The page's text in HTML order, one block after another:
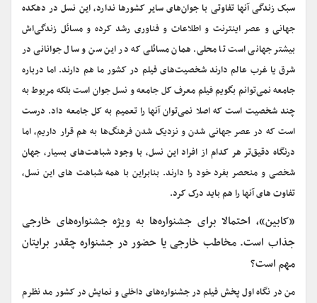
سبک زندگی آنها تفاوتی با جوان‌های سایر کشورها ندارد، این نسل در دهکده
جهانی و عصر اینترنت و اطلاعات و فناوری رشد کرده و مسائل زندگی‌اش
بیشتر جهانی است تا محلی. همان مسائلی که در این سن و سال جوانانی در
شرق یا غرب عالم دارند شخصیت‌های فیلم در کشور ما هم دارند. اما درباره
جامعه نمی‌توانم بگویم فیلم معرف کل جامعه و نسل جوان است بلکه مربوط به
چند شخصیت است که اصلا نمی‌توان آنها را تعمیم به کل جامعه داد. درست
است که در عصر جهانی شدن و نزدیک شدن فرهنگ‌ها به هم قرار داریم، اما
درنگاه دقیق‌تر هر کدام از افراد این نسل، با وجود شباهت‌های بسیار، جهان
شخصی و منحصر بفرد خود را دارند. بنابراین با همه شباهت های این نسل،
تفاوت های آنها را هم باید درک کرد.
«کابین»، احتمالا برای جشنواره‌ها به ویژه جشنواره‌های خارجی
جذاب است. مخاطب خارجی یا حضور در جشنواره چقدر برایتان
مهم است؟
من در نگاه اول پخش فیلم در جشنواره‌های داخلی و نمایش در کشور مد نظرم